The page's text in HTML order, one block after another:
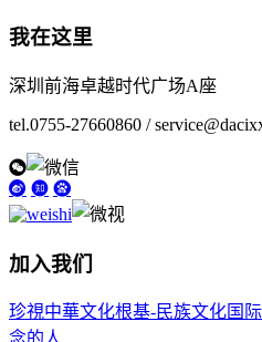
我在这里
深圳前海卓越时代广场A座
tel.0755-27660860 /
加入我们
珍視中華文化根基-民族文化国